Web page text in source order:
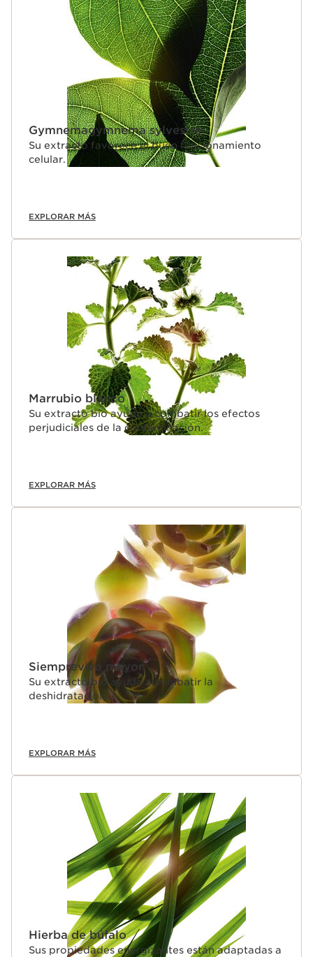
Gymnemagymnema sylvestre
Su extracto favorece el buen funcionamiento
celular.
EXPLORAR MÁS
Marrubio blanco
Su extracto bio ayuda a combatir los efectos
perjudiciales de la contaminación.
EXPLORAR MÁS
Siempreviva mayor
Su extracto bio ayuda a combatir la
deshidratación.
EXPLORAR MÁS
Hierba de búfalo
Sus propiedades energizantes están adaptadas a